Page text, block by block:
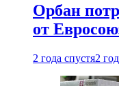
Орбан
от
2 года спустя2